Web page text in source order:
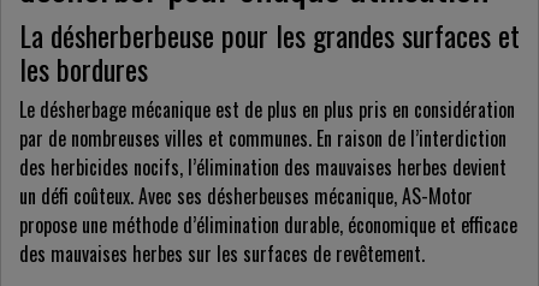
La désherberbeuse pour les grandes surfaces et
les bordures
Le désherbage mécanique est de plus en plus pris en considération
par de nombreuses villes et communes. En raison de l’interdiction
des herbicides nocifs, l’élimination des mauvaises herbes devient
un défi coûteux. Avec ses désherbeuses mécanique, AS-Motor
propose une méthode d’élimination durable, économique et efficace
des mauvaises herbes sur les surfaces de revêtement.